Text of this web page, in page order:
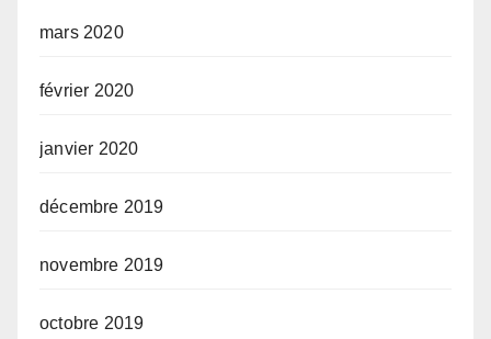
mars 2020
février 2020
janvier 2020
décembre 2019
novembre 2019
octobre 2019